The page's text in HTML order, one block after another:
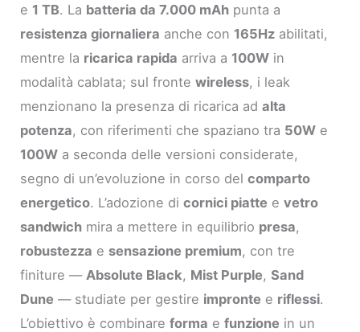
e 1 TB. La batteria da 7.000 mAh punta a
resistenza giornaliera anche con 165Hz abilitati,
mentre la ricarica rapida arriva a 100W in
modalità cablata; sul frontewireless, i leak
menzionano la presenza di ricarica adalta
potenza, con riferimenti che spaziano tra 50W e
100W a seconda delle versioni considerate,
segno di un’evoluzione in corso delcomparto
energetico. L’adozione dicornici piatte evetro
sandwich mira a mettere in equilibrio presa,
robustezza e sensazione premium, con tre
finiture — Absolute Black, Mist Purple,Sand
Dune — studiate per gestire impronte e riflessi.
L’obiettivo è combinareforma efunzione in un